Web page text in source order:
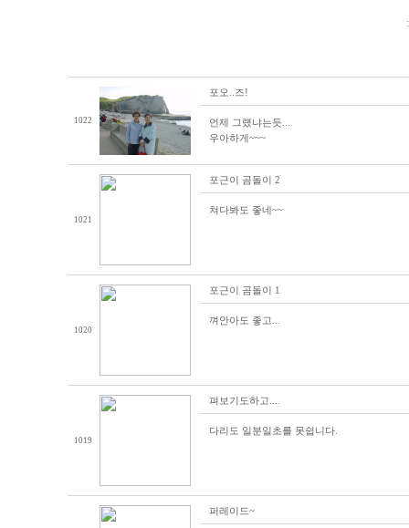
1022
포오..즈!
언제 그럤냐는듯...
우아하게~~~
1021
포근이 곰돌이 2
쳐다봐도 좋네~~
1020
포근이 곰돌이 1
껴안아도 좋고...
1019
펴보기도하고....
다리도 일분일초를 못쉽니다.
퍼레이드~